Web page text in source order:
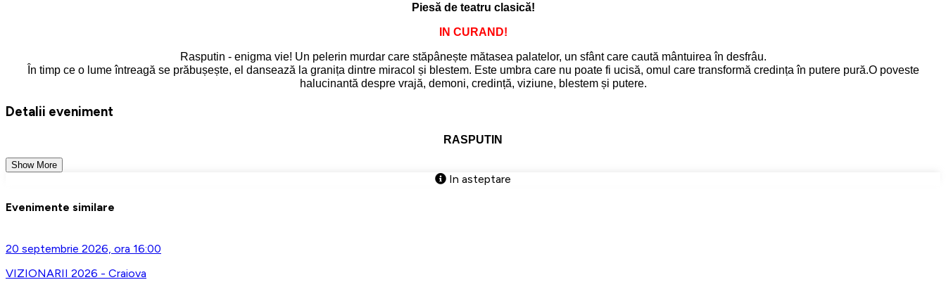
Piesă de teatru clasică!
IN CURAND!
Rasputin - enigma vie! Un pelerin murdar care stăpânește mătasea palatelor, un sfânt care caută mântuirea în desfrâu.
În timp ce o lume întreagă se prăbușește, el dansează la granița dintre miracol și blestem. Este umbra care nu poate fi ucisă, omul care transformă credința în putere pură.O poveste
halucinantă despre vrajă, demoni, credință, viziune, blestem și putere.
Detalii eveniment
RASPUTIN
Show More
In asteptare
Evenimente similare
20 septembrie 2026, ora 16:00
VIZIONARII 2026 - Craiova